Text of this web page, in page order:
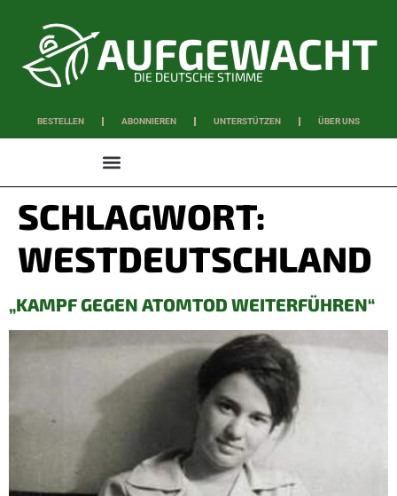
DIE DEUTSCHE STIMME
BESTELLEN ABONNIEREN UNTERSTÜTZEN ÜBER UNS
SCHLAGWORT:
WESTDEUTSCHLAND
„KAMPF GEGEN ATOMTOD WEITERFÜHREN“